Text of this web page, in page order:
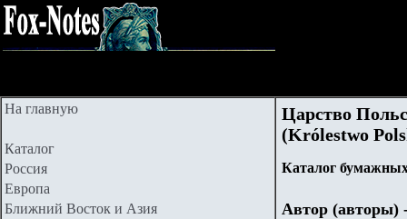
На главную
Каталог
Россия
Европа
Ближний Восток и Азия
Царство
(Królestwo
Каталог
Автор (авторы)